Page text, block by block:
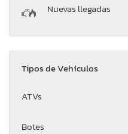
Nuevas llegadas
Tipos de Vehículos
ATVs
Botes